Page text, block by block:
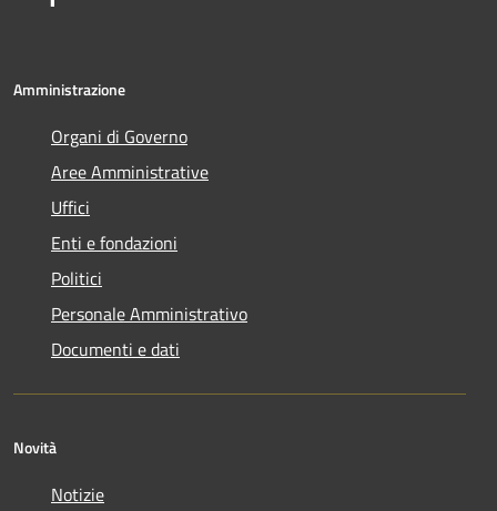
Amministrazione
Organi di Governo
Aree Amministrative
Uffici
Enti e fondazioni
Politici
Personale Amministrativo
Documenti e dati
Novità
Notizie